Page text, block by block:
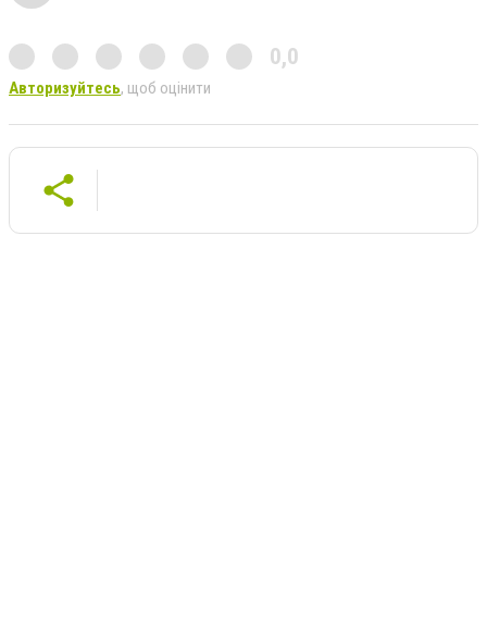
0,0
Авторизуйтесь, щоб оцінити